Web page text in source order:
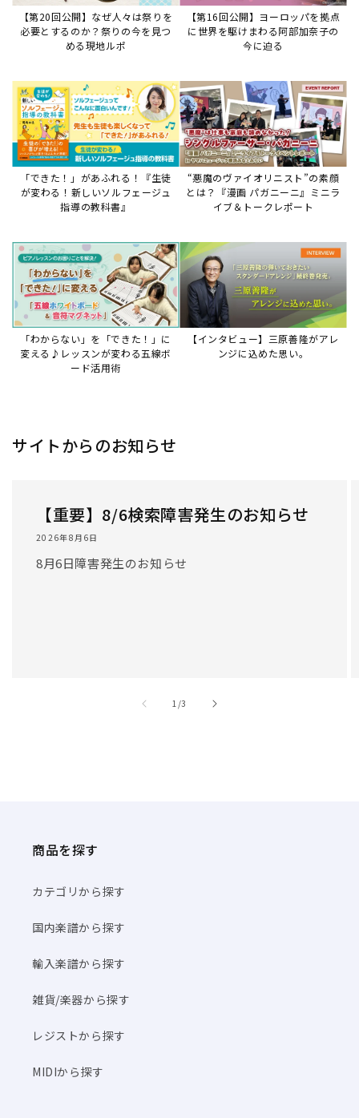
【第20回公開】なぜ人々は祭りを
必要とするのか？祭りの今を見つ
める現地ルポ
【第16回公開】ヨーロッパを拠点
に世界を駆けまわる阿部加奈子の
今に迫る
「できた！」があふれる！『生徒
が変わる！新しいソルフェージュ
指導の教科書』
“悪魔のヴァイオリニスト”の素顔
とは？『漫画 パガニーニ』ミニラ
イブ＆トークレポート
「わからない」を「できた！」に
変える♪レッスンが変わる五線ボ
ード活用術
【インタビュー】三原善隆がアレ
ンジに込めた思い。
サイトからのお知らせ
【重要】8/6検索障害発生のお知らせ
2026年8月6日
8月6日障害発生のお知らせ
1 //3
商品を探す
カテゴリから探す
国内楽譜から探す
輸入楽譜から探す
雑貨/楽器から探す
レジストから探す
MIDIから探す